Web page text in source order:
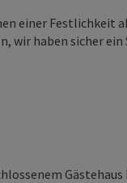
einer Festlichkeit
wir haben sicher